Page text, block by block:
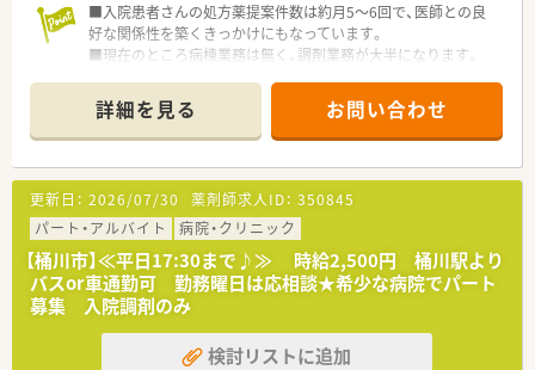
■入院患者さんの処方薬提案件数は約月5～6回で、医師との良
好な関係性を築くきっかけにもなっています。
■現在のところ病棟業務は無く、調剤業務が大半になります。
導入しております。
■業務ではエクセルやワード等を用いた簡単なパソコン操作を
行っていただきます。
詳細を見る お問い合わせ
更新日： 2026/07/30 薬剤師求人ID： 350845
パート・アルバイト
病院・クリニック
【桶川市】≪平日17:30まで♪≫ 時給2,500円 桶川駅より
バスor車通勤可 勤務曜日は応相談★希少な病院でパート
募集 入院調剤のみ
検討リストに追加